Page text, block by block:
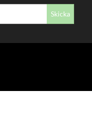
Skicka